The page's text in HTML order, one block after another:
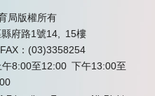
局版權所有
府路1號14, 15樓
FAX：(03)3358254
8:00至12:00 下午13:00至